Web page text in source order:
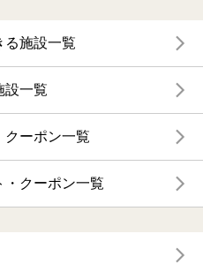
る施設一覧
設一覧
クーポン一覧
・クーポン一覧